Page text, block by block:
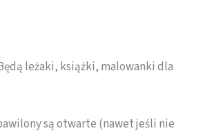
leżaki, książki, malowanki dla
są otwarte (nawet jeśli nie